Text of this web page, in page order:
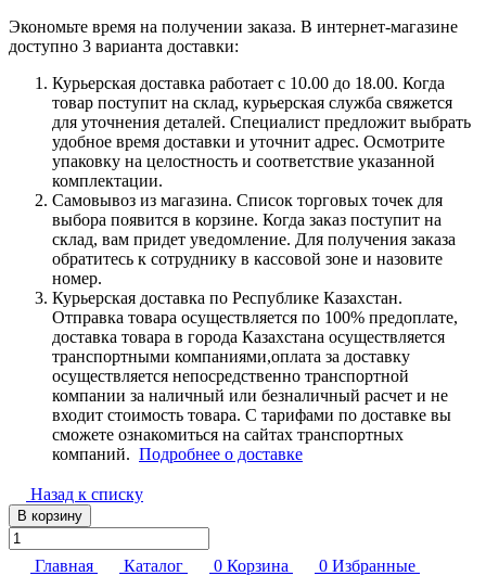
Экономьте время на получении заказа. В интернет-магазине
доступно 3 варианта доставки:
Курьерская доставка работает с 10.00 до 18.00. Когда
товар поступит на склад, курьерская служба свяжется
для уточнения деталей. Специалист предложит выбрать
удобное время доставки и уточнит адрес. Осмотрите
упаковку на целостность и соответствие указанной
комплектации.
Самовывоз из магазина. Список торговых точек для
выбора появится в корзине. Когда заказ поступит на
склад, вам придет уведомление. Для получения заказа
обратитесь к сотруднику в кассовой зоне и назовите
номер.
Курьерская доставка по Республике Казахстан.
Отправка товара осуществляется по 100% предоплате,
доставка товара в города Казахстана осуществляется
транспортными компаниями,оплата за доставку
осуществляется непосредственно транспортной
компании за наличный или безналичный расчет и не
входит стоимость товара. С тарифами по доставке вы
сможете ознакомиться на сайтах транспортных
компаний. Подробнее о доставке
Назад к списку
В корзину
Главная Каталог 0 Корзина 0 Избранные